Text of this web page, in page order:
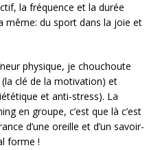
la fréquence et la durée
même: du sport dans la joie et
physique, je chouchoute
clé de la motivation) et
et anti-stress). La
en groupe, c’est que là c’est
d’une oreille et d’un savoir-
forme !